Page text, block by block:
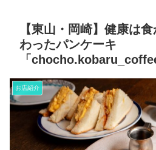
【東山・岡崎】健康は
わったパンケーキ
「
お店紹介